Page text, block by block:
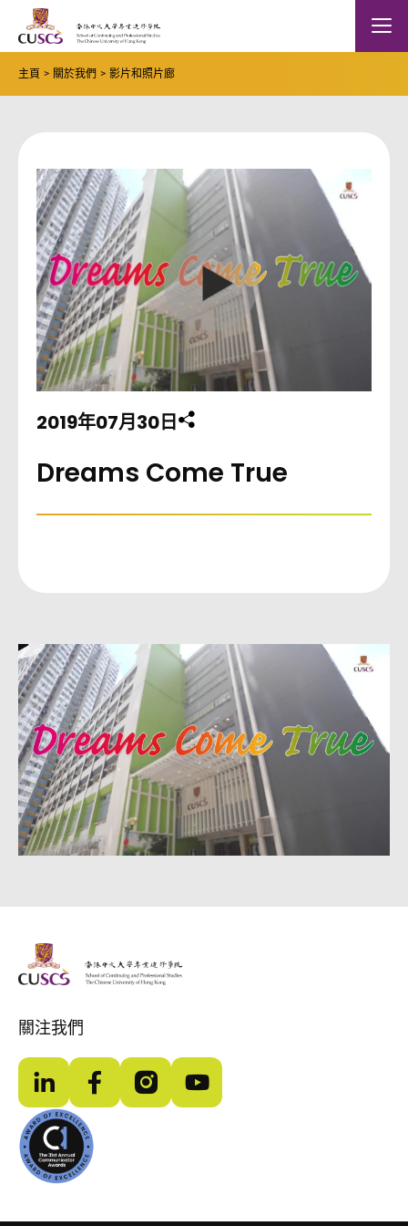
Skip to main content
The Chinese Univeristy of hong Kong Mobile
主頁 關於我們 影片和照片廊
2019年07月30日 分享此頁至
Dreams Come True
The Chinese Univeristy of hong Kong
關注我們
LinkedInFacebookInstagramYouTube